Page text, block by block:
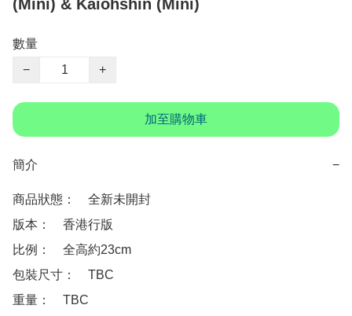
(Mini) & Kaiohshin (Mini)
數量
−
+
加至購物車
簡介 −
商品狀態：　全新未開封
版本：　香港行版
比例：　全高約23cm
包裝尺寸：　TBC
重量：　TBC